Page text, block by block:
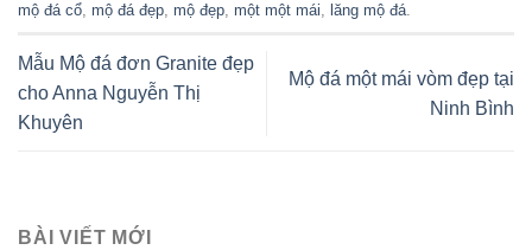
mộ đá cổ, mộ đá đẹp, mộ đẹp, một một mái, lăng mộ đá.
Mẫu Mộ đá đơn Granite đẹp
cho Anna Nguyễn Thị
Khuyên
Mộ đá một mái vòm đẹp tại
Ninh Bình
BÀI VIẾT MỚI